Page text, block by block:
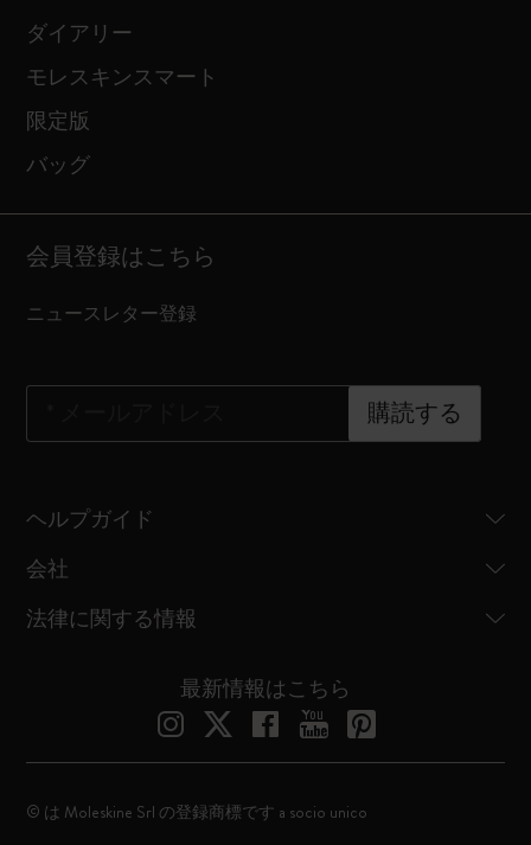
ダイアリー
モレスキンスマート
限定版
バッグ
会員登録はこちら
ニュースレター登録
購読する
ヘルプガイド
会社
法律に関する情報
最新情報はこちら
© は Moleskine Srl の登録商標です a socio unico